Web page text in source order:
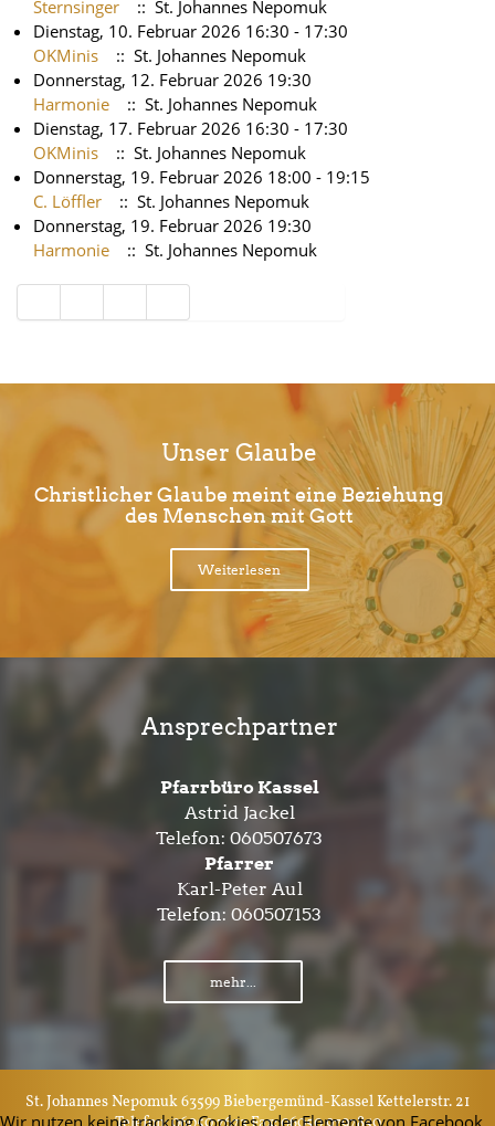
Sternsinger
:: St. Johannes Nepomuk
Dienstag, 10. Februar 2026 16:30 - 17:30
OKMinis
:: St. Johannes Nepomuk
Donnerstag, 12. Februar 2026 19:30
Harmonie
:: St. Johannes Nepomuk
Dienstag, 17. Februar 2026 16:30 - 17:30
OKMinis
:: St. Johannes Nepomuk
Donnerstag, 19. Februar 2026 18:00 - 19:15
C. Löffler
:: St. Johannes Nepomuk
Donnerstag, 19. Februar 2026 19:30
Harmonie
:: St. Johannes Nepomuk
Limite der Paginierungsliste
Unser Glaube
Christlicher Glaube meint eine Beziehung
des Menschen mit Gott
Weiterlesen
Ansprechpartner
Pfarrbüro Kassel
Astrid Jackel
Telefon: 060507673
Pfarrer
Karl-Peter Aul
Telefon: 060507153
mehr...
St. Johannes Nepomuk 63599 Biebergemünd-Kassel Kettelerstr. 21
Wir nutzen keine tracking Cookies oder Elemente von Facebook,